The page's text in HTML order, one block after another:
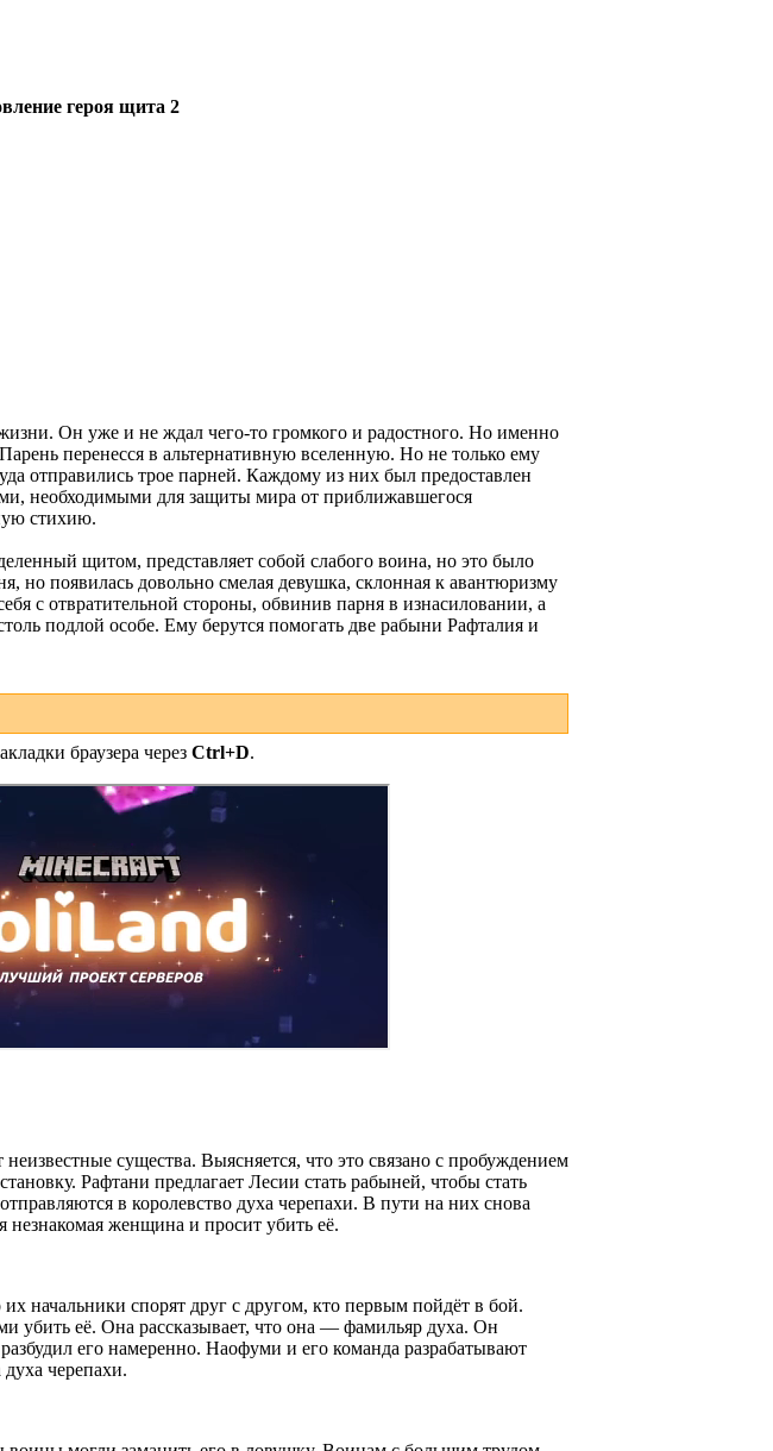
героя щита 2
Он уже и не ждал чего-то громкого и радостного. Но именно
перенесся в альтернативную вселенную. Но не только ему
отправились трое парней. Каждому из них был предоставлен
необходимыми для защиты мира от приближавшегося
стихию.
щитом, представляет собой слабого воина, но это было
но появилась довольно смелая девушка, склонная к авантюризму
с отвратительной стороны, обвинив парня в изнасиловании, а
подлой особе. Ему берутся помогать две рабыни Рафталия и
браузера через Ctrl+D.
существа. Выясняется, что это связано с пробуждением
Рафтани предлагает Лесии стать рабыней, чтобы стать
в королевство духа черепахи. В пути на них снова
женщина и просит убить её.
начальники спорят друг с другом, кто первым пойдёт в бой.
её. Она рассказывает, что она — фамильяр духа. Он
его намеренно. Наофуми и его команда разрабатывают
черепахи.